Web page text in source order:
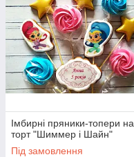
Імбирні пряники-топери на
торт "Шиммер і Шайн"
Під замовлення